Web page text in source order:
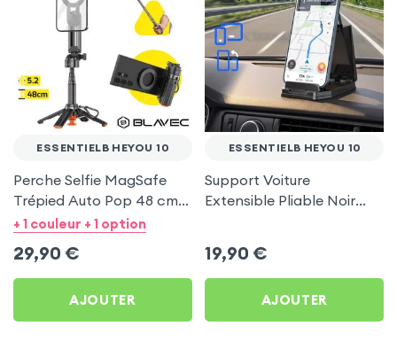
ESSENTIELB HEYOU 10
Perche Selfie MagSafe
Trépied Auto Pop 48 cm
Noir pour Essentielb
+ 1 couleur + 1 option
29,90 €
AJOUTER
ESSENTIELB HEYOU 10
Support Voiture
Extensible Pliable Noir
19,90 €
AJOUTER